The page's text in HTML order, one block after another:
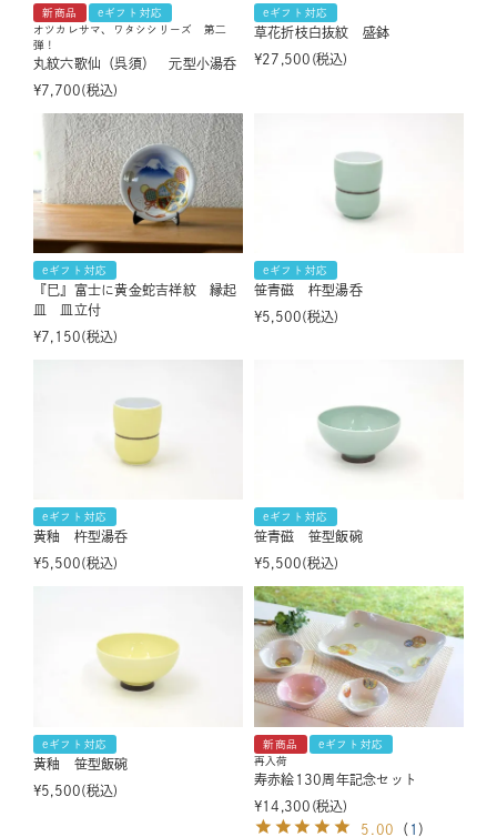
新商品
eギフト対応
オツカレサマ、ワタシシリーズ 第二
弾！
丸紋六歌仙（呉須） 元型小湯呑
¥7,700 税込
eギフト対応
草花折枝白抜紋 盛鉢
¥27,500 税込
eギフト対応
『巳』富士に黄金蛇吉祥紋 縁起
皿 皿立付
¥7,150 税込
eギフト対応
笹青磁 杵型湯呑
¥5,500 税込
eギフト対応
黄釉 杵型湯呑
¥5,500 税込
eギフト対応
笹青磁 笹型飯碗
¥5,500 税込
eギフト対応
黄釉 笹型飯碗
¥5,500 税込
新商品
eギフト対応
再入荷
寿赤絵130周年記念セット
¥14,300 税込
5.00
（ 1 ）